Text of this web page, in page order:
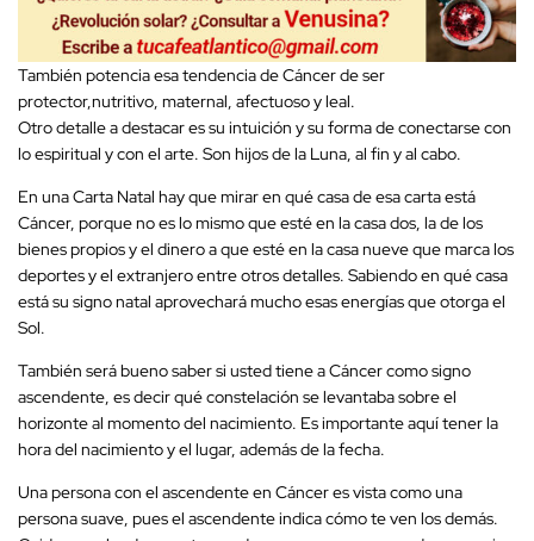
También potencia esa tendencia de Cáncer de ser
protector,nutritivo, maternal, afectuoso y leal.
Otro detalle a destacar es su intuición y su forma de conectarse con
lo espiritual y con el arte. Son hijos de la Luna, al fin y al cabo.
En una Carta Natal hay que mirar en qué casa de esa carta está
Cáncer, porque no es lo mismo que esté en la casa dos, la de los
bienes propios y el dinero a que esté en la casa nueve que marca los
deportes y el extranjero entre otros detalles. Sabiendo en qué casa
está su signo natal aprovechará mucho esas energías que otorga el
Sol.
También será bueno saber si usted tiene a Cáncer como signo
ascendente, es decir qué constelación se levantaba sobre el
horizonte al momento del nacimiento. Es importante aquí tener la
hora del nacimiento y el lugar, además de la fecha.
Una persona con el ascendente en Cáncer es vista como una
persona suave, pues el ascendente indica cómo te ven los demás.